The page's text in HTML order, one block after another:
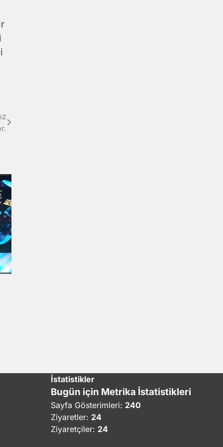
İstatistikler
Bugün için Metrika İstatistikleri
Sayfa Gösterimleri: 240
Ziyaretler: 24
Ziyaretçiler: 24